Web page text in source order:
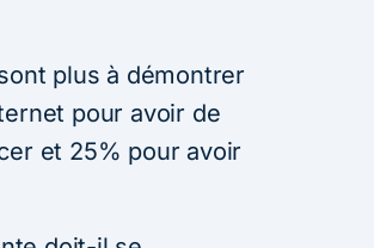
plus à démontrer
pour avoir de
et 25% pour avoir